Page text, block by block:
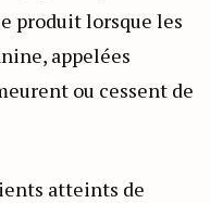
produit lorsque les
appelées
ou cessent de
atteints de